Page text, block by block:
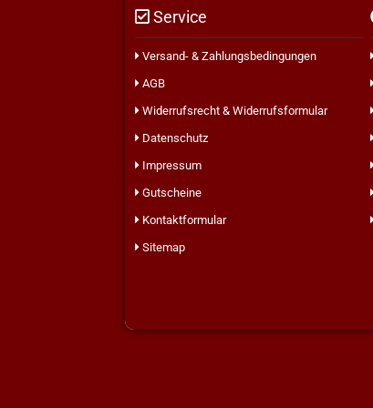
Service
Versand- & Zahlungsbedingungen
AGB
Widerrufsrecht & Widerrufsformular
Datenschutz
Impressum
Gutscheine
Kontaktformular
Sitemap